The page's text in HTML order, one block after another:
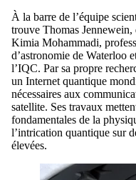
À la barre de l’équipe
trouve Thomas Jennewein,
Kimia Mohammadi,
d’astronomie de Waterloo
l’IQC. Par sa propre
un Internet quantique
nécessaires aux
satellite. Ses travaux
fondamentales de la
l’intrication quantique sur
élevées.